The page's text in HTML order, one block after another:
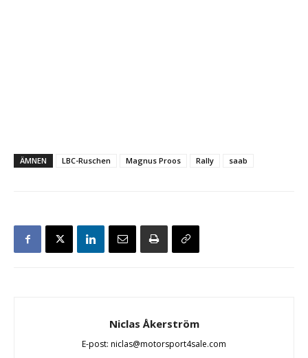
ÄMNEN LBC-Ruschen Magnus Proos Rally saab
Niclas Åkerström
E-post: niclas@motorsport4sale.com